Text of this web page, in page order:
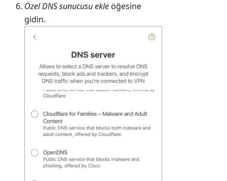
Özel DNS sunucusu ekleöğesine
gidin.